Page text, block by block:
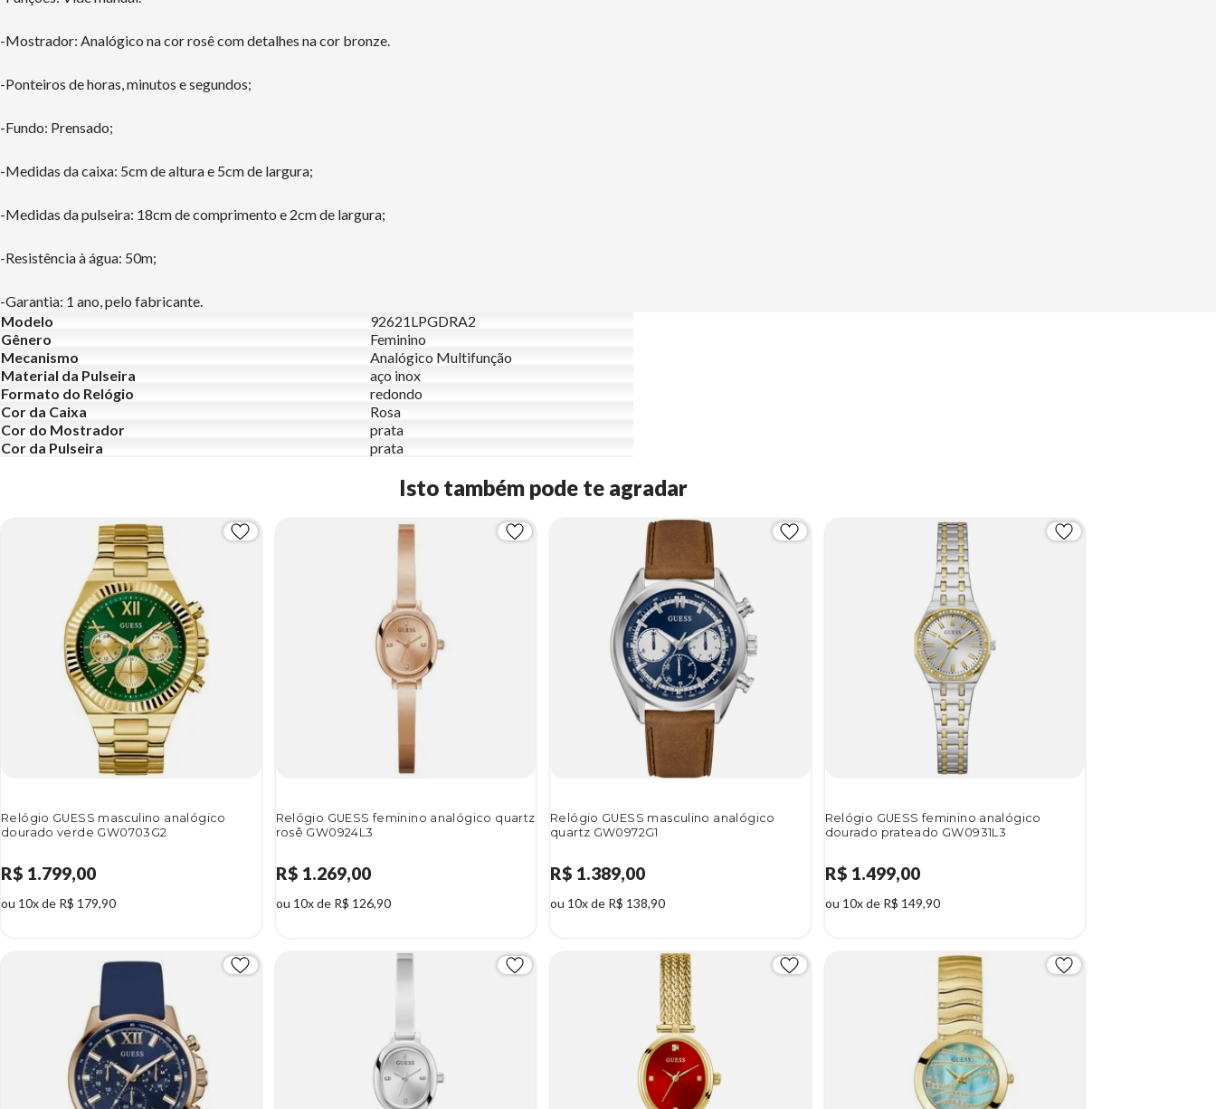
-Mostrador: Analógico na cor rosê com detalhes na cor bronze.
-Ponteiros de horas, minutos e segundos;
-Fundo: Prensado;
-Medidas da caixa: 5cm de altura e 5cm de largura;
-Medidas da pulseira: 18cm de comprimento e 2cm de largura;
-Resistência à água: 50m;
-Garantia: 1 ano, pelo fabricante.
Modelo
92621LPGDRA2
Gênero
Feminino
Mecanismo
Analógico Multifunção
Material da Pulseira
aço inox
Formato do Relógio
redondo
Cor da Caixa
Rosa
Cor do Mostrador
prata
Cor da Pulseira
prata
Isto também pode te agradar
Relógio GUESS masculino analógico
dourado verde GW0703G2
R$ 1.799,00
ou 10x de R$ 179,90
Relógio GUESS feminino analógico quartz
rosê GW0924L3
R$ 1.269,00
ou 10x de R$ 126,90
Relógio GUESS masculino analógico
quartz GW0972G1
R$ 1.389,00
ou 10x de R$ 138,90
Relógio GUESS feminino analógico
dourado prateado GW0931L3
R$ 1.499,00
ou 10x de R$ 149,90